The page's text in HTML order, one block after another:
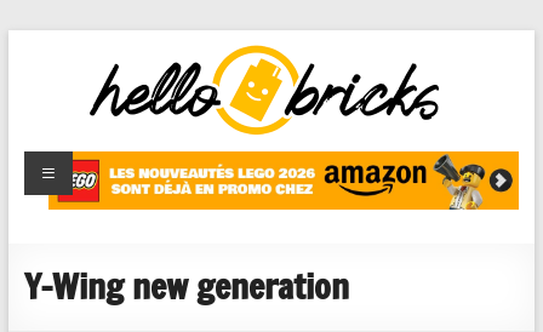
HelloBricks
Blog LEGO,
nouveaut�s
reviews
Y-Wing new generation